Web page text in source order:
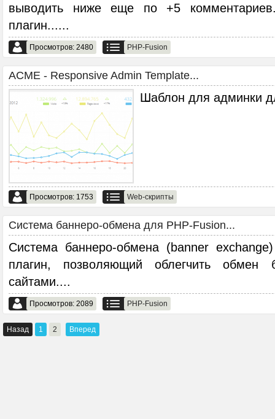
выводить ниже еще по +5 комментариев.
плагин......
Просмотров: 2480 PHP-Fusion
ACME - Responsive Admin Template...
Шаблон для админки
Просмотров: 1753 Web-скрипты
Система баннеро-обмена для PHP-Fusion...
Система баннеро-обмена (banner
плагин, позволяющий облегчить обмен
сайтами....
Просмотров: 2089 PHP-Fusion
Назад 1 2 Вперед